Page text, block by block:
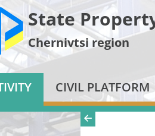
State
Chernivtsi region
CIVIL PLATFORM